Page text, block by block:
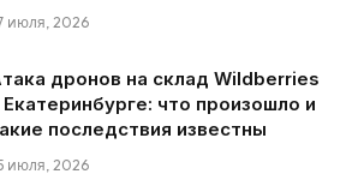
июля, 2026
дронов на склад Wildberries
Екатеринбурге: что произошло и
последствия известны
июля, 2026